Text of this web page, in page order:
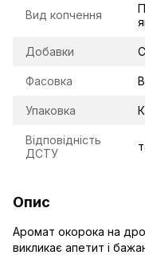
Вид копчення
Добавки
Фасовка
Упаковка
Відповідність
ДСТУ
Опис
Аромат окорока на
викликає апетит і